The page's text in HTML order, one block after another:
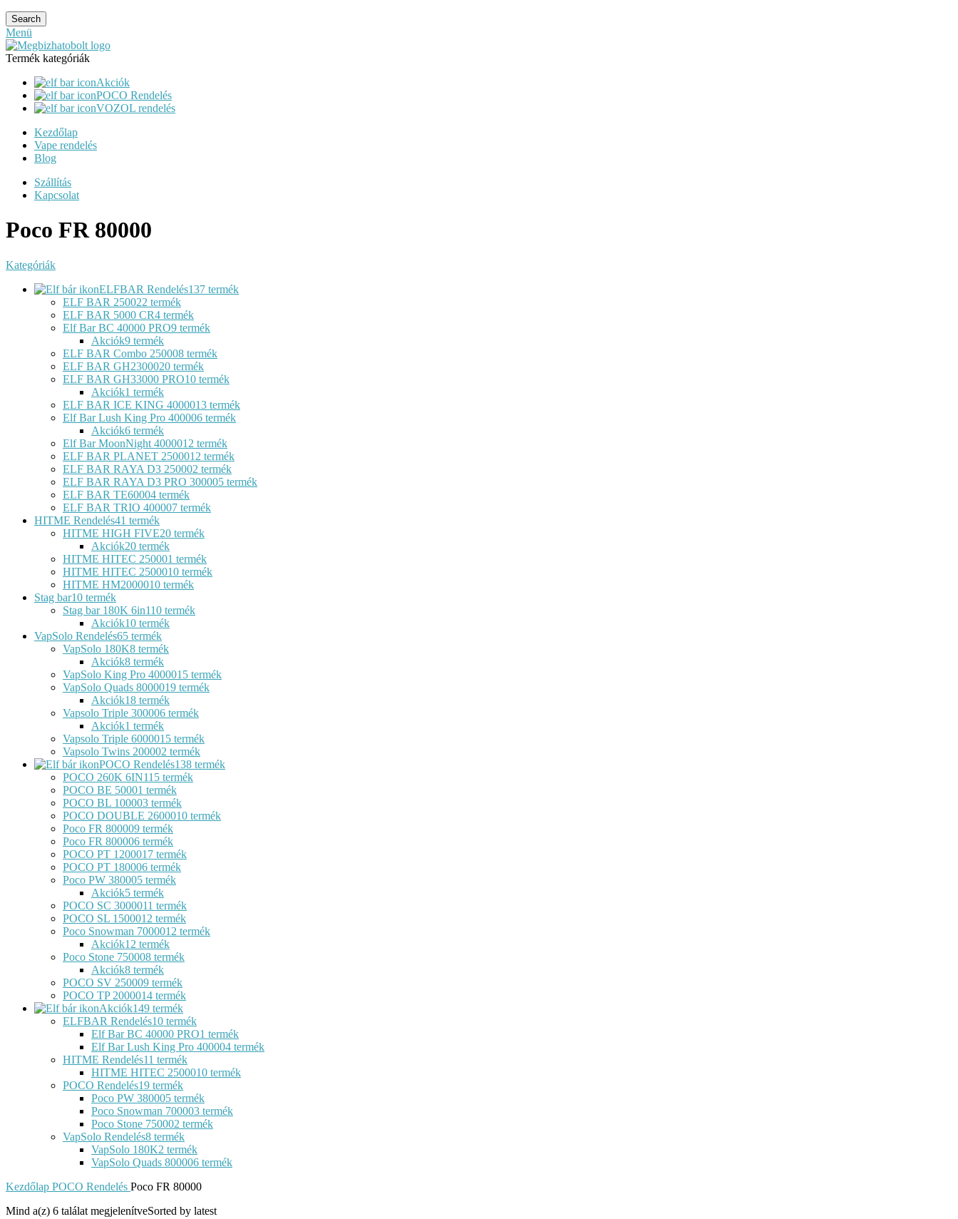
Search
Menü
Termék kategóriák
Akciók
POCO Rendelés
VOZOL rendelés
Kezdőlap
Vape rendelés
Blog
Szállítás
Kapcsolat
Poco FR 80000
Kategóriák
ELFBAR Rendelés137 termék
ELF BAR 250022 termék
ELF BAR 5000 CR4 termék
Elf Bar BC 40000 PRO9 termék
Akciók9 termék
ELF BAR Combo 250008 termék
ELF BAR GH2300020 termék
ELF BAR GH33000 PRO10 termék
Akciók1 termék
ELF BAR ICE KING 4000013 termék
Elf Bar Lush King Pro 400006 termék
Akciók6 termék
Elf Bar MoonNight 4000012 termék
ELF BAR PLANET 2500012 termék
ELF BAR RAYA D3 250002 termék
ELF BAR RAYA D3 PRO 300005 termék
ELF BAR TE60004 termék
ELF BAR TRIO 400007 termék
HITME Rendelés41 termék
HITME HIGH FIVE20 termék
Akciók20 termék
HITME HITEC 250001 termék
HITME HITEC 2500010 termék
HITME HM2000010 termék
Stag bar10 termék
Stag bar 180K 6in110 termék
Akciók10 termék
VapSolo Rendelés65 termék
VapSolo 180K8 termék
Akciók8 termék
VapSolo King Pro 4000015 termék
VapSolo Quads 8000019 termék
Akciók18 termék
Vapsolo Triple 300006 termék
Akciók1 termék
Vapsolo Triple 6000015 termék
Vapsolo Twins 200002 termék
POCO Rendelés138 termék
POCO 260K 6IN115 termék
POCO BE 50001 termék
POCO BL 100003 termék
POCO DOUBLE 2600010 termék
Poco FR 800009 termék
Poco FR 800006 termék
POCO PT 1200017 termék
POCO PT 180006 termék
Poco PW 380005 termék
Akciók5 termék
POCO SC 3000011 termék
POCO SL 1500012 termék
Poco Snowman 7000012 termék
Akciók12 termék
Poco Stone 750008 termék
Akciók8 termék
POCO SV 250009 termék
POCO TP 2000014 termék
Akciók149 termék
ELFBAR Rendelés10 termék
Elf Bar BC 40000 PRO1 termék
Elf Bar Lush King Pro 400004 termék
HITME Rendelés11 termék
HITME HITEC 2500010 termék
POCO Rendelés19 termék
Poco PW 380005 termék
Poco Snowman 700003 termék
Poco Stone 750002 termék
VapSolo Rendelés8 termék
VapSolo 180K2 termék
VapSolo Quads 800006 termék
Kezdőlap POCO Rendelés Poco FR 80000
Mind a(z) 6 találat megjelenítveSorted by latest